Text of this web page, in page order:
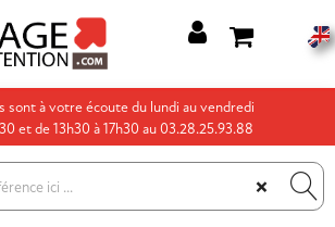
sont à votre écoute du lundi au vendredi
et de 13h30 à 17h30 au 03.28.25.93.88
×